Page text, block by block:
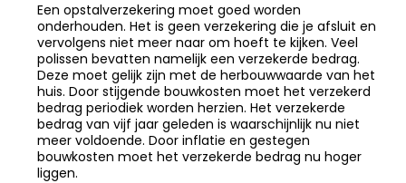
Een opstalverzekering moet goed worden
onderhouden. Het is geen verzekering die je afsluit en
vervolgens niet meer naar om hoeft te kijken. Veel
polissen bevatten namelijk een verzekerde bedrag.
Deze moet gelijk zijn met de herbouwwaarde van het
huis. Door stijgende bouwkosten moet het verzekerd
bedrag periodiek worden herzien. Het verzekerde
bedrag van vijf jaar geleden is waarschijnlijk nu niet
meer voldoende. Door inflatie en gestegen
bouwkosten moet het verzekerde bedrag nu hoger
liggen.